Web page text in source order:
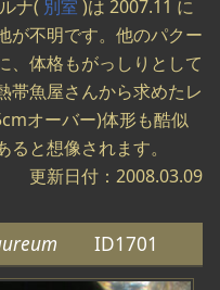
ナ( 別室 )は 2007.11 に
が不明です。他のパクー
、体格もがっしりとして
帯魚屋さんから求めたレ
オーバー)体形も酷似
と想像されます。
更新日付：2008.03.09
ID1701